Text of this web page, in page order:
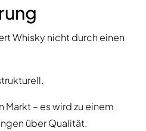
Whisky nicht durch einen
– es wird zu einem
über Qualität.